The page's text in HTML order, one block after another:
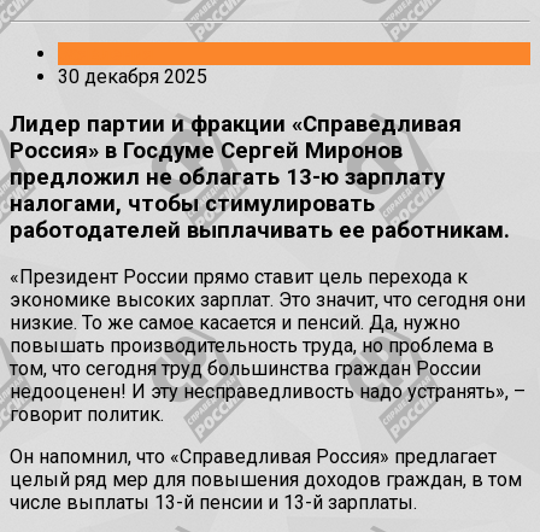
30 декабря 2025
Лидер партии и фракции «Справедливая
Россия» в Госдуме Сергей Миронов
предложил не облагать 13-ю зарплату
налогами, чтобы стимулировать
работодателей выплачивать ее работникам.
«Президент России прямо ставит цель перехода к
экономике высоких зарплат. Это значит, что сегодня они
низкие. То же самое касается и пенсий. Да, нужно
повышать производительность труда, но проблема в
том, что сегодня труд большинства граждан России
недооценен! И эту несправедливость надо устранять», –
говорит политик.
Он напомнил, что «Справедливая Россия» предлагает
целый ряд мер для повышения доходов граждан, в том
числе выплаты 13-й пенсии и 13-й зарплаты.